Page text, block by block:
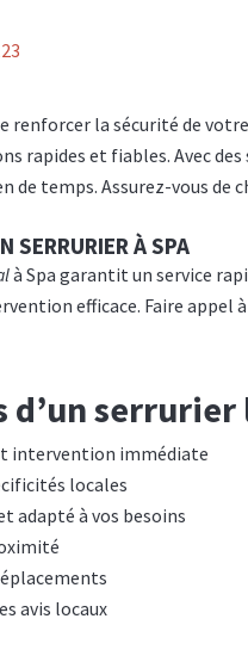
renforcer la sécurité de
rapides et fiables. Avec
de temps. Assurez-vous
SERRURIER À SPA
à Spa garantit un service
efficace. Faire appel
d’un
intervention immédiate
locales
adapté à vos besoins
avis locaux